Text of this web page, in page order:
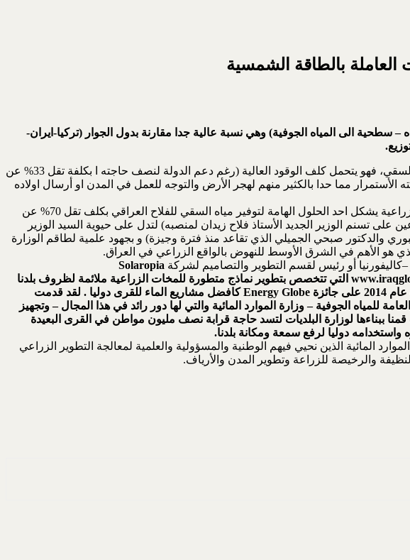
بالطاقة الشمسية
حسب مصادر المياه – سطحية الى المياه الجوفية) وهي نسبة عالية جدا مقارنة بدول الجوار (تركيا-ايران-
أن الفلاح العراقي يجد صعوبة في منافسة منتوجات هذه الدول فهو يستخدم المولدات العاملة بالديزل لتشغيل مضخات السقي، فهو يتحمل كلف الوقود العالية (رغم دعم الدولة لنصف حاجته ا بكلفة تقل 33% عن
قرابة 40% من دخله وتساهم بافقاره وعدم امكانيته الأستمرار مما حدا بالكثير منهم لهجر الأرض والتوجه للعمل في المدن او أرسال اولاده
أن الطاقة الشمسية المتوفرة في بلدنا على مدى العام هي مصدر دائم ومجاني للطاقة واستخدامها لتشغيل المضخات الزراعية يشكل احد الحلول الهامة لتوفير مياه السقي للفلاح العراقي بكلف تقل 70% عن
الشمسية (اي بعد اقل من اسبوعين على تسنم الوزير الجديد الأستاذ فلاح زيدان لمنصبه) لتدل على حيوية السيد الوزير
والدكتور صبحي الجميلي الذي تقاعد منذ فترة وجيزة) و بجهود علمية لطاقم الوزارة
هو الأهم في الشرق الأوسط للنهوض بالواقع الزراعي في العراق.
Solaropia
التي تتخصص بتطوير نماذج متطورة للمخات الزراعية ملائمة لظروف بلدنا
جائزة Energy Globeكافضل مشاريع الماء للقرى دوليا . لقد قدمت
الزراعية وقمنا بتصنيع اكثر من 170 مضخة شمسية الى الهيئة العامة للمياه الجوفية – وزارة الموارد المائية والتي لها دور رائد في هذا المجال – وتجهيز
من 700 منظومة لتجهيز المياه الصالحة للشرب قمنا ببناءها لوزارة البلديات لتسد حاجة قرابة نصف مليون مواطن في القرى البعيدة
دوليا لرفع سمعة ومكانة بلدنا.
المائية الذين نحيي فيهم الوطنية والمسؤولية والعلمية لمعالجة التطوير الزراعي
والرخيصة للزراعة وتطوير المدن والأرياف.